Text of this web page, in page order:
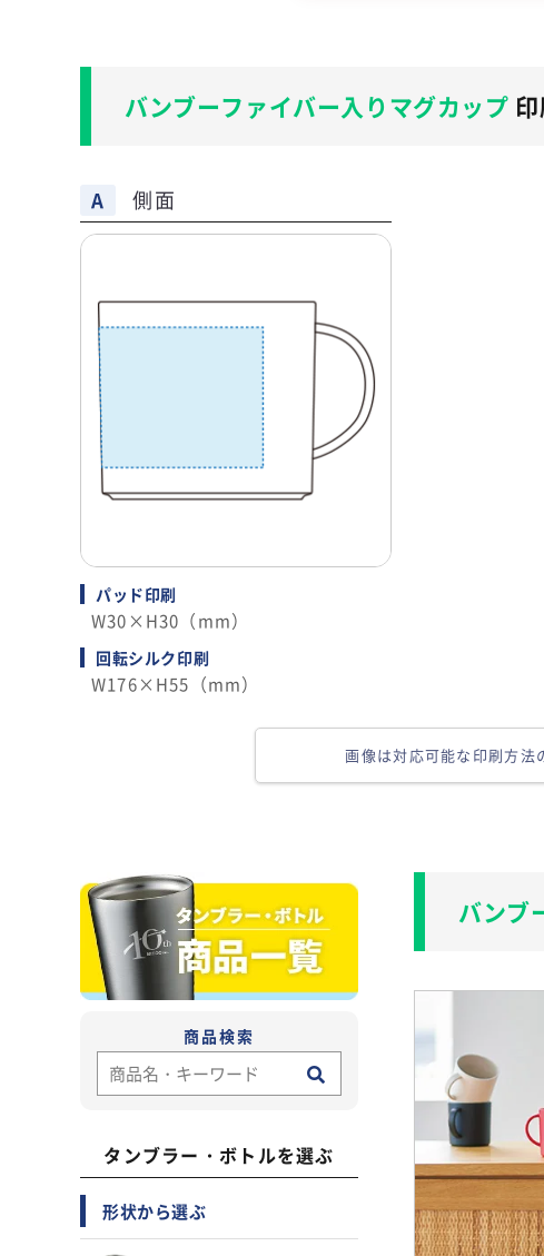
バンブーファイバー入りマグカップ
A 側面
パッド印刷
W30×H30（mm）
回転シルク印刷
W176×H55（mm）
画像は対応可能な印刷方法
バンブ
商品検索
タンブラー・ボトルを選ぶ
形状から選ぶ